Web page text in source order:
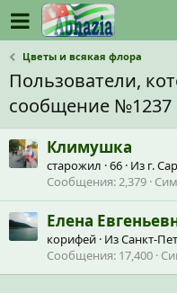
Цветы и всякая флора
Пользователи,
сообщение №1237
Климушка
старожил ·66 · Из г.
Сообщения 2,379
Елена
корифей · ИзСанкт-
Сообщения 17,400